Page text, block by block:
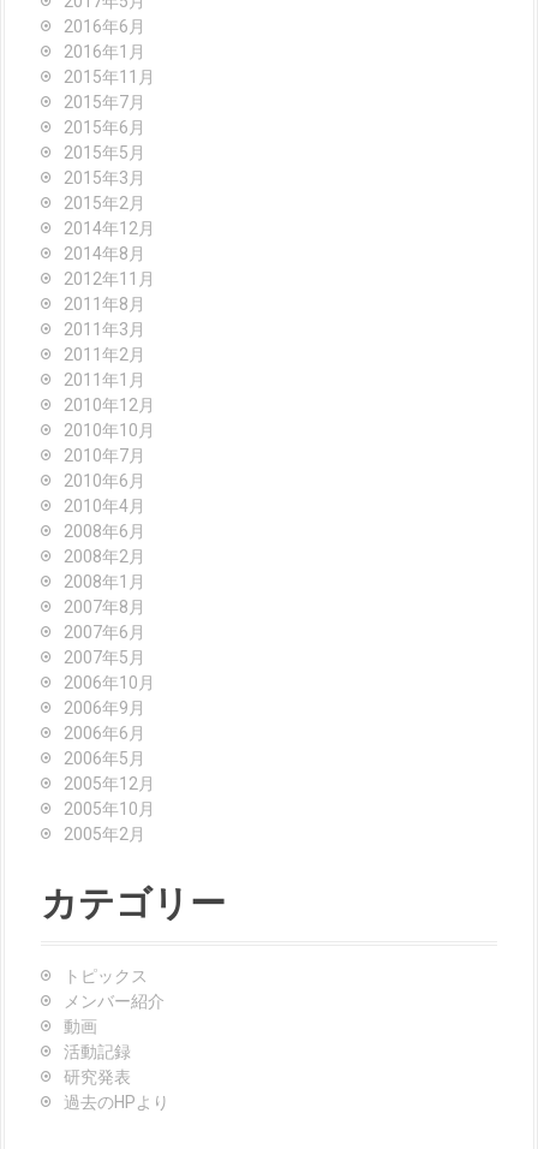
2016年6月
2016年1月
2015年11月
2015年7月
2015年6月
2015年5月
2015年3月
2015年2月
2014年12月
2014年8月
2012年11月
2011年8月
2011年3月
2011年2月
2011年1月
2010年12月
2010年10月
2010年7月
2010年6月
2010年4月
2008年6月
2008年2月
2008年1月
2007年8月
2007年6月
2007年5月
2006年10月
2006年9月
2006年6月
2006年5月
2005年12月
2005年10月
2005年2月
カテゴリー
トピックス
メンバー紹介
動画
活動記録
研究発表
過去のHPより